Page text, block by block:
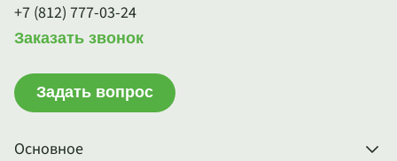
Основное
+7 (812) 777-03-24
Заказать звонок
Задать вопрос